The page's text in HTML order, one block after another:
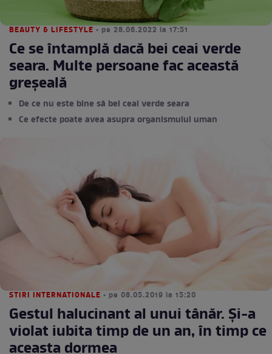
BEAUTY & LIFESTYLE • pe 28.06.2022 la 17:51
Ce se întamplă dacă bei ceai verde
seara. Multe persoane fac această
greșeală
De ce nu este bine să bei ceai verde seara
Ce efecte poate avea asupra organismului uman
STIRI INTERNATIONALE • pe 08.05.2019 la 15:20
Gestul halucinant al unui tânăr. Și-a
violat iubita timp de un an, în timp ce
aceasta dormea